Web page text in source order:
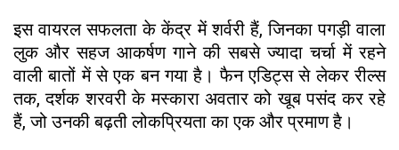
इस वायरल सफलता के केंद्र में शर्वरी हैं, जिनका पगड़ी वाला
लुक और सहज आकर्षण गाने की सबसे ज्यादा चर्चा में रहने
वाली बातों में से एक बन गया है। फैन एडिट्स से लेकर रील्स
तक, दर्शक शरवरी के मस्कारा अवतार को खूब पसंद कर रहे
हैं, जो उनकी बढ़ती लोकप्रियता का एक और प्रमाण है।